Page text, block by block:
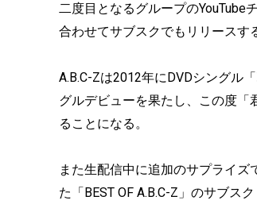
二度目となるグループのYouTube
合わせてサブスクでもリリースす
A.B.C-Zは2012年にDVDシングル
グルデビューを果たし、この度
ることになる。
また生配信中に追加のサプライ
た「BEST OF A.B.C-Z」のサブス